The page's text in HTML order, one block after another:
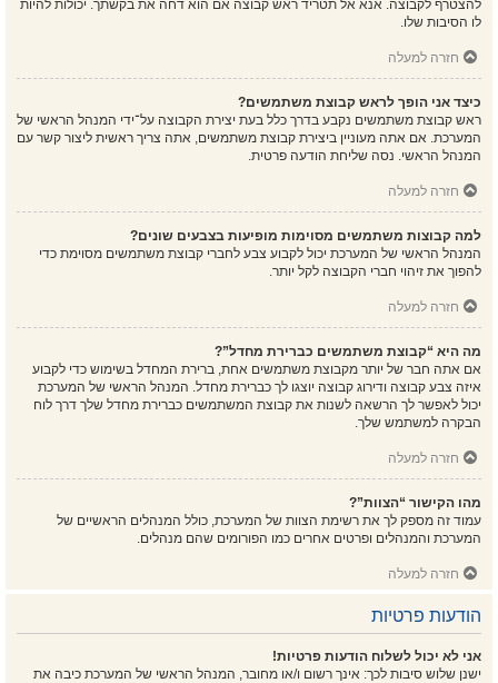
להצטרף לקבוצה. אנא אל תטריד ראש קבוצה אם הוא דחה את בקשתך. יכולות להיות
לו הסיבות שלו.
חזרה למעלה
כיצד אני הופך לראש קבוצת משתמשים?
ראש קבוצת משתמשים נקבע בדרך כלל בעת יצירת הקבוצה על־ידי המנהל הראשי של
המערכת. אם אתה מעוניין ביצירת קבוצת משתמשים, אתה צריך ראשית ליצור קשר עם
המנהל הראשי. נסה שליחת הודעה פרטית.
חזרה למעלה
למה קבוצות משתמשים מסוימות מופיעות בצבעים שונים?
המנהל הראשי של המערכת יכול לקבוע צבע לחברי קבוצת משתמשים מסוימת כדי
להפוך את זיהוי חברי הקבוצה לקל יותר.
חזרה למעלה
מה היא “קבוצת משתמשים כברירת מחדל”?
אם אתה חבר של יותר מקבוצת משתמשים אחת, ברירת המחדל בשימוש כדי לקבוע
איזה צבע קבוצה ודירוג קבוצה יוצגו לך כברירת מחדל. המנהל הראשי של המערכת
יכול לאפשר לך הרשאה לשנות את קבוצת המשתמשים כברירת מחדל שלך דרך לוח
הבקרה למשתמש שלך.
חזרה למעלה
מהו הקישור “הצוות”?
עמוד זה מספק לך את רשימת הצוות של המערכת, כולל המנהלים הראשיים של
המערכת והמנהלים ופרטים אחרים כמו הפורומים שהם מנהלים.
חזרה למעלה
הודעות פרטיות
אני לא יכול לשלוח הודעות פרטיות!
ישנן שלוש סיבות לכך: אינך רשום ו/או מחובר, המנהל הראשי של המערכת כיבה את